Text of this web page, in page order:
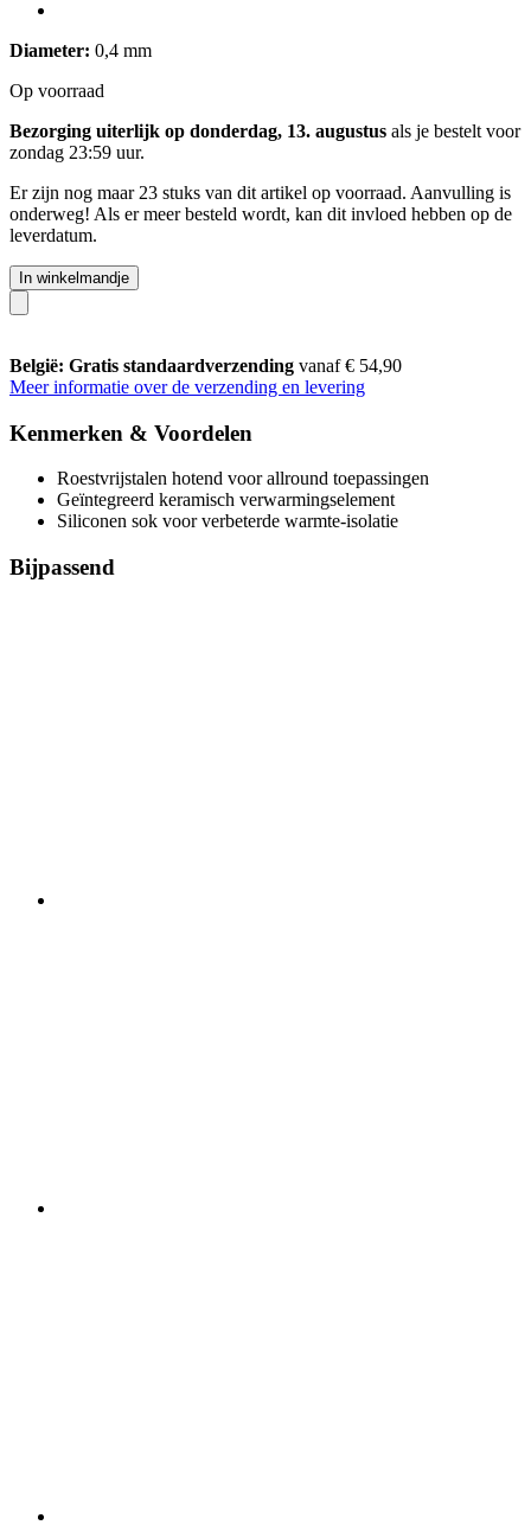
Diameter: 0,4 mm
Op voorraad
Bezorging uiterlijk op donderdag, 13. augustus als je bestelt voor
zondag 23:59 uur.
Er zijn nog maar 23 stuks van dit artikel op voorraad. Aanvulling is
onderweg! Als er meer besteld wordt, kan dit invloed hebben op de
leverdatum.
In winkelmandje
België: Gratis standaardverzending vanaf € 54,90
Meer informatie over de verzending en levering
Kenmerken & Voordelen
Roestvrijstalen hotend voor allround toepassingen
Geïntegreerd keramisch verwarmingselement
Siliconen sok voor verbeterde warmte-isolatie
Bijpassend